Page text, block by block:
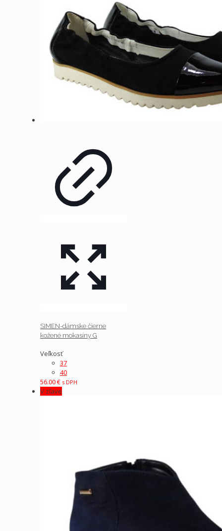
SIMEN-dámske čierne
kožené mokasíny G
Veľkosť
37
40
56.00€ s DPH
V zľave